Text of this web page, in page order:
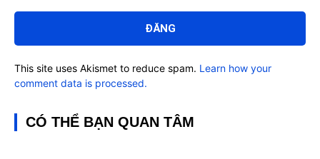
luận:
This site uses Akismet to reduce spam. Learn how your
comment data is processed.
CÓ THỂ BẠN QUAN TÂM